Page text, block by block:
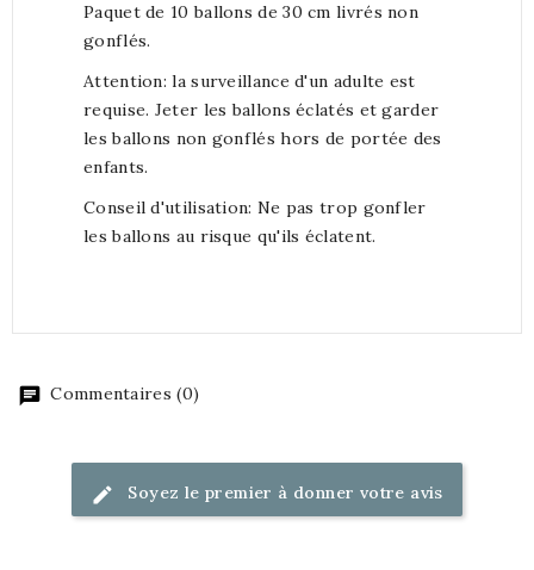
Paquet de 10 ballons de 30 cm livrés non
gonflés.
Attention: la surveillance d'un adulte est
requise. Jeter les ballons éclatés et garder
les ballons non gonflés hors de portée des
enfants.
Conseil d'utilisation: Ne pas trop gonfler
les ballons au risque qu'ils éclatent.
Commentaires (0)
Soyez le premier à donner votre avis